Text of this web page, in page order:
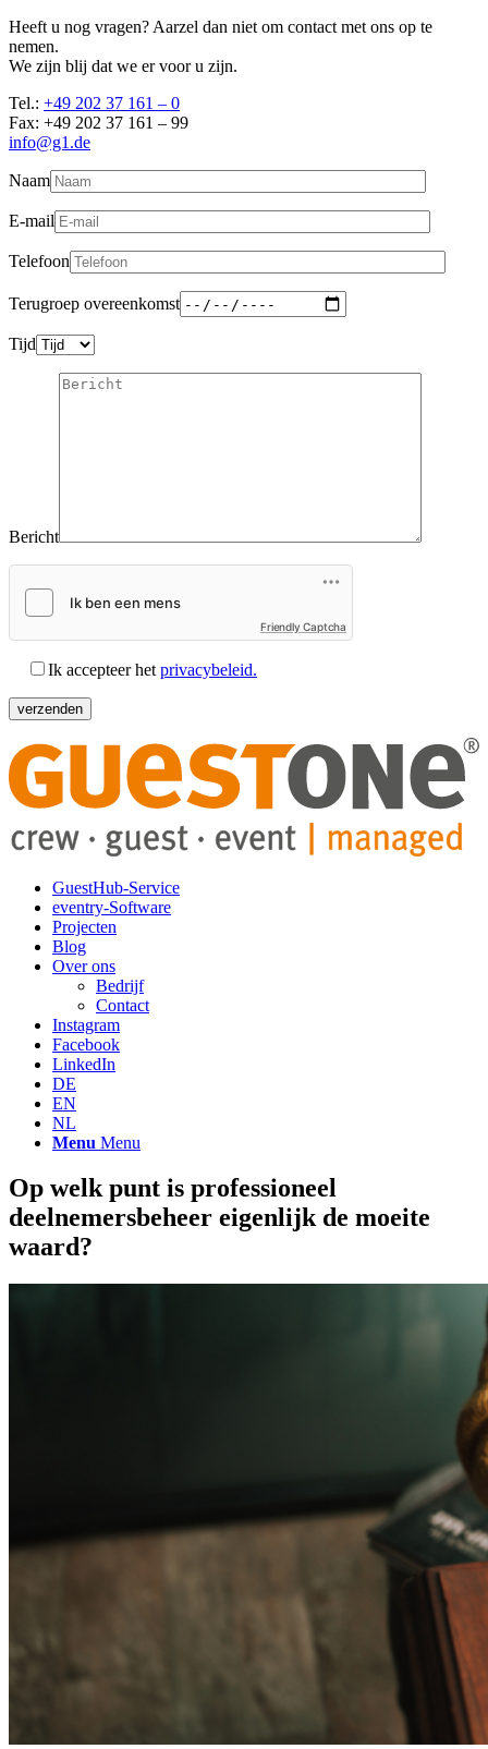
Heeft u nog vragen? Aarzel dan niet om contact met ons op te
nemen.
We zijn blij dat we er voor u zijn.
Tel.: +49 202 37 161 – 0
Fax: +49 202 37 161 – 99
info@g1.de
Naam
E-mail
Telefoon
Terugroep overeenkomst
Tijd
Bericht
Friendly Captcha
Ik accepteer het privacybeleid.
GuestHub-Service
eventry-Software
Projecten
Blog
Over ons
Bedrijf
Contact
Instagram
Facebook
LinkedIn
DE
EN
NL
Menu Menu
Op welk punt is professioneel
deelnemersbeheer eigenlijk de moeite
waard?